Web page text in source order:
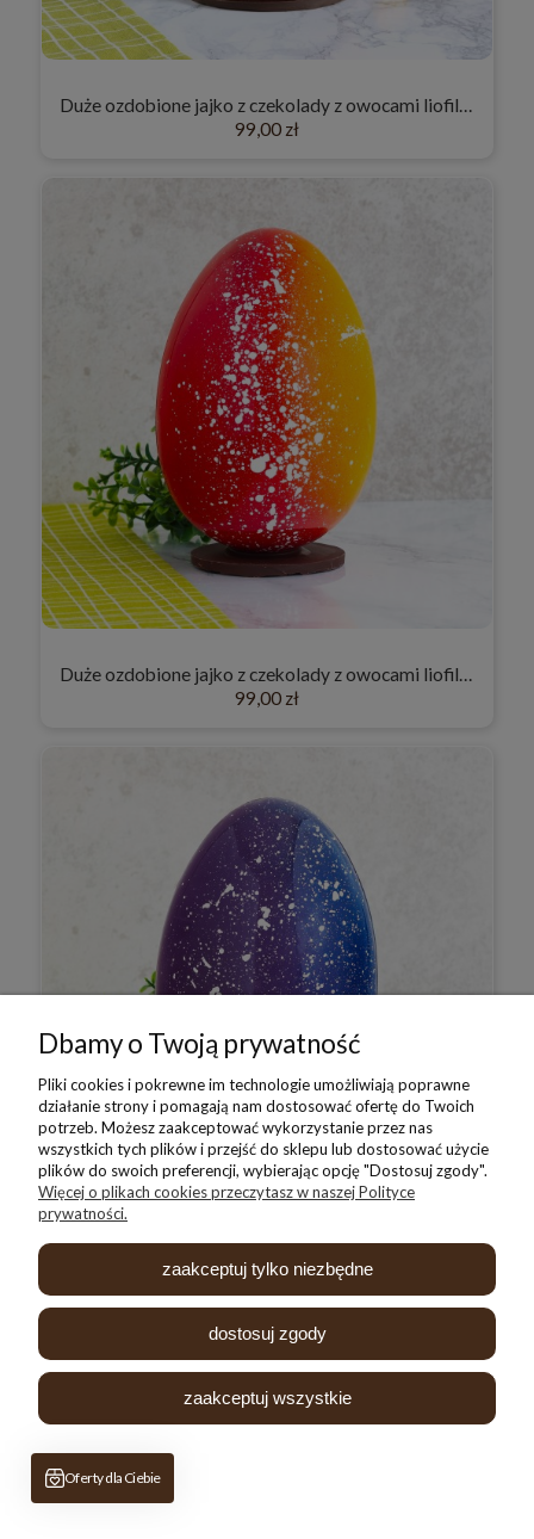
Duże ozdobione jajko z czekolady z owocami liofilizowanymi "Czerwone"
99,00 zł
Duże ozdobione jajko z czekolady z owocami liofilizowanymi "Czerwono-pomarańczowe"
99,00 zł
Duże ozdobione jajko z czekolady z owocami liofilizowanymi "Galaxy"
99,00 zł
Dbamy o Twoją prywatność
Pliki cookies i pokrewne im technologie umożliwiają poprawne
działanie strony i pomagają nam dostosować ofertę do Twoich
potrzeb. Możesz zaakceptować wykorzystanie przez nas
wszystkich tych plików i przejść do sklepu lub dostosować użycie
plików do swoich preferencji, wybierając opcję "Dostosuj zgody".
Więcej o plikach cookies przeczytasz w naszej Polityce
prywatności.
zaakceptuj tylko niezbędne
dostosuj zgody
zaakceptuj wszystkie